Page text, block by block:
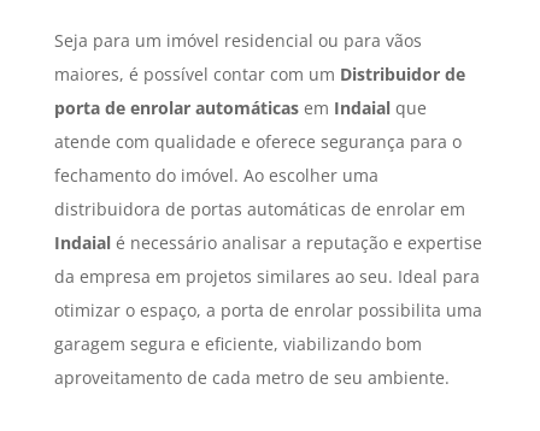
Seja para um imóvel residencial ou para vãos
maiores, é possível contar com um Distribuidor de
porta de enrolar automáticasem Indaialque
atende com qualidade e oferece segurança para o
fechamento do imóvel. Ao escolher uma
distribuidora de portas automáticas de enrolar em
Indaialé necessário analisar a reputação e expertise
da empresa em projetos similares ao seu. Ideal para
otimizar o espaço, a porta de enrolar possibilita uma
garagem segura e eficiente, viabilizando bom
aproveitamento de cada metro de seu ambiente.